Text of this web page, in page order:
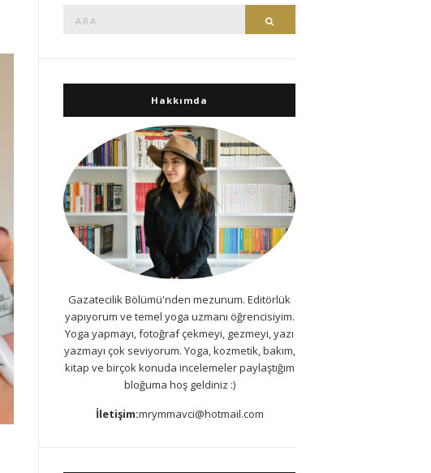
Hakkımda
Gazatecilik Bölümü'nden mezunum. Editörlük
yapıyorum ve temel yoga uzmanı öğrencisiyim.
Yoga yapmayı, fotoğraf çekmeyi, gezmeyi, yazı
yazmayı çok seviyorum. Yoga, kozmetik, bakım,
kitap ve birçok konuda incelemeler paylaştığım
bloğuma hoş geldiniz :)
İletişim:mrymmavci@hotmail.com